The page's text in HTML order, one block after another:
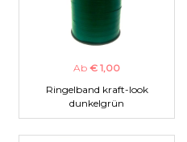
Ab € 1,00
Ringelband kraft-look
dunkelgrün